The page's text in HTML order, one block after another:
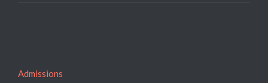
Admissions